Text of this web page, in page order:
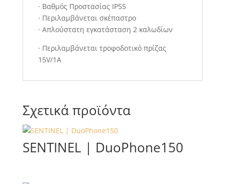
· Βαθμός Προστασίας IP55
· Περιλαμβάνεται σκέπαστρο
· Απλούστατη εγκατάσταση 2 καλωδίων
· Περιλαμβάνεται τροφοδοτικό πρίζας
15V/1A
Σχετικά προϊόντα
SENTINEL | DuoPhone150